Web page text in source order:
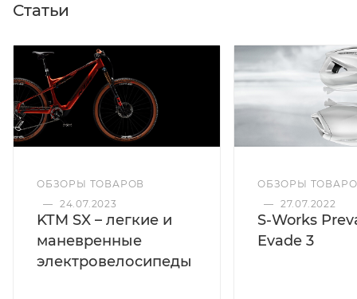
Статьи
ОБЗОРЫ ТОВАРОВ
— 24.07.2023
KTM SX – легкие и
маневренные
электровелосипеды
ОБЗОРЫ
— 27.07.2022
S-Works
Evade 3